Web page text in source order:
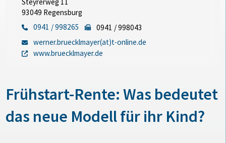
93049 Regensburg
0941 / 998265
0941 / 998043
werner.bruecklmayer(at)t-online.de
www.bruecklmayer.de
Frühstart-Rente: Was bedeutet
das neue Modell für ihr Kind?